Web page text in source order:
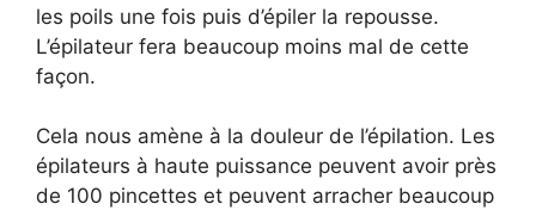
les poils une fois puis d’épiler la repousse.
L’épilateur fera beaucoup moins mal de cette
façon.
Cela nous amène à la douleur de l’épilation. Les
épilateurs à haute puissance peuvent avoir près
de 100 pincettes et peuvent arracher beaucoup